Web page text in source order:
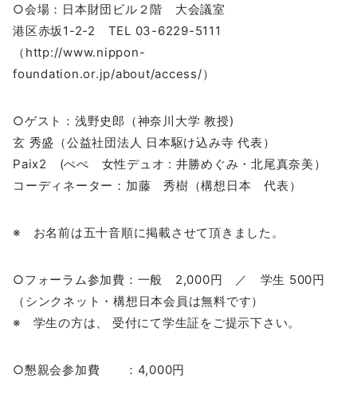
○会場：日本財団ビル２階 大会議室
港区赤坂1-2-2 TEL 03-6229-5111
（http://www.nippon-
foundation.or.jp/about/access/）
○ゲスト：浅野史郎（神奈川大学 教授)
玄 秀盛（公益社団法人 日本駆け込み寺 代表）
Paix2 (ぺぺ 女性デュオ : 井勝めぐみ・北尾真奈美）
コーディネーター：加藤 秀樹（構想日本 代表）
※ お名前は五十音順に掲載させて頂きました。
○フォーラム参加費：一般 2,000円 ／ 学生 500円
（シンクネット・構想日本会員は無料です）
※ 学生の方は、 受付にて学生証をご提示下さい。
○懇親会参加費 ：4,000円